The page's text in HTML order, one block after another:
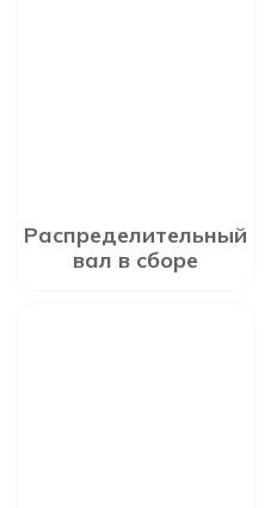
Распределительный
вал в сборе